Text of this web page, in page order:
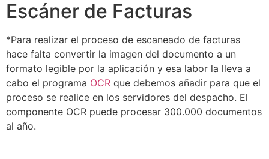
Escáner de Facturas
*Para realizar el proceso de escaneado de facturas
hace falta convertir la imagen del documento a un
formato legible por la aplicación y esa labor la lleva a
cabo el programa OCR que debemos añadir para que el
proceso se realice en los servidores del despacho. El
componente OCR puede procesar 300.000 documentos
al año.